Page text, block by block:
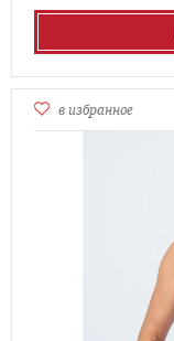
в избранное